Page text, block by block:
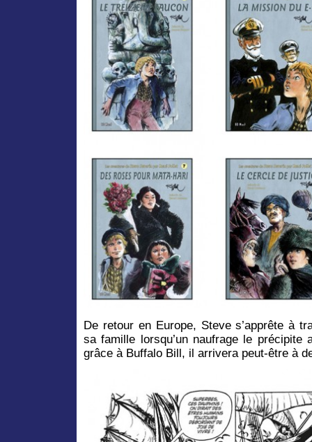
De retour en Europe, Steve s’apprête à
sa famille lorsqu’un naufrage le
grâce à Buffalo Bill, il arrivera peut-être à